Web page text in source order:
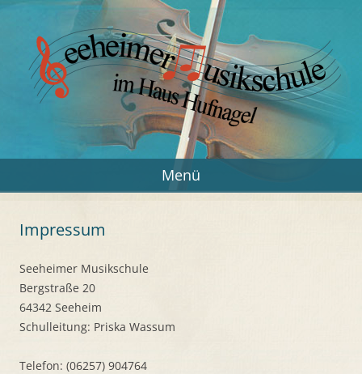
Zum
Seeheimer Musikschule
Musik in Seeheim-Jugenheim
Menü
Impressum
Seeheimer Musikschule
Bergstraße 20
64342 Seeheim
Schulleitung: Priska Wassum
Telefon: (06257) 904764